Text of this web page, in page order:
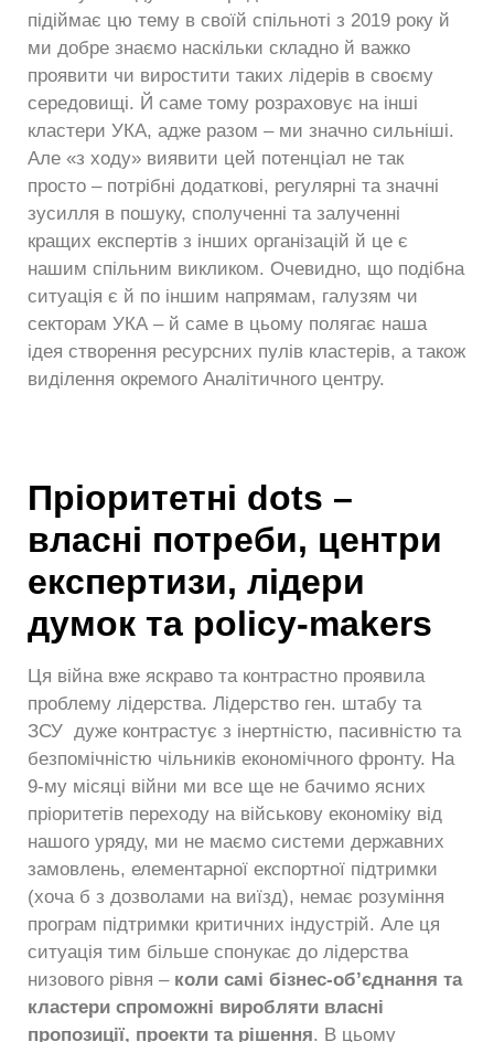
підіймає цю тему в своїй спільноті з 2019 року й
ми добре знаємо наскільки складно й важко
проявити чи виростити таких лідерів в своєму
середовищі. Й саме тому розраховує на інші
кластери УКА, адже разом – ми значно сильніші.
Але «з ходу» виявити цей потенціал не так
просто – потрібні додаткові, регулярні та значні
зусилля в пошуку, сполученні та залученні
кращих експертів з інших організацій й це є
нашим спільним викликом. Очевидно, що подібна
ситуація є й по іншим напрямам, галузям чи
секторам УКА – й саме в цьому полягає наша
ідея створення ресурсних пулів кластерів, а також
виділення окремого Аналітичного центру.
Пріоритетні dots –
власні потреби, центри
експертизи, лідери
думок та policy-makers
Ця війна вже яскраво та контрастно проявила
проблему лідерства. Лідерство ген. штабу та
ЗСУ дуже контрастує з інертністю, пасивністю та
безпомічністю чільників економічного фронту. На
9-му місяці війни ми все ще не бачимо ясних
пріоритетів переходу на військову економіку від
нашого уряду, ми не маємо системи державних
замовлень, елементарної експортної підтримки
(хоча б з дозволами на виїзд), немає розуміння
програм підтримки критичних індустрій. Але ця
ситуація тим більше спонукає до лідерства
низового рівня – коли самі бізнес-об’єднання та
кластери спроможні виробляти власні
пропозиції, проекти та рішення. В цьому